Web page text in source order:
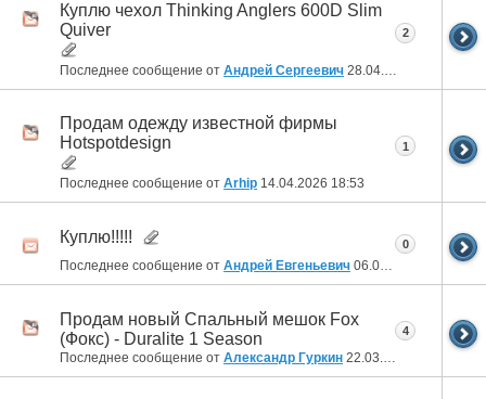
Куплю чехол Thinking Anglers 600D Slim
Quiver
Последнее сообщение от Андрей Сергеевич 28.04.2026
2
Продам одежду известной фирмы
Hotspotdesign
Последнее сообщение от Arhip 14.04.2026 18:53
1
Куплю!!!!!
Последнее сообщение от Андрей Евгеньевич 06.04.2026 06:26
0
Продам новый Спальный мешок Fox
(Фокс) - Duralite 1 Season
Последнее сообщение от Александр Гуркин 22.03.2026
4